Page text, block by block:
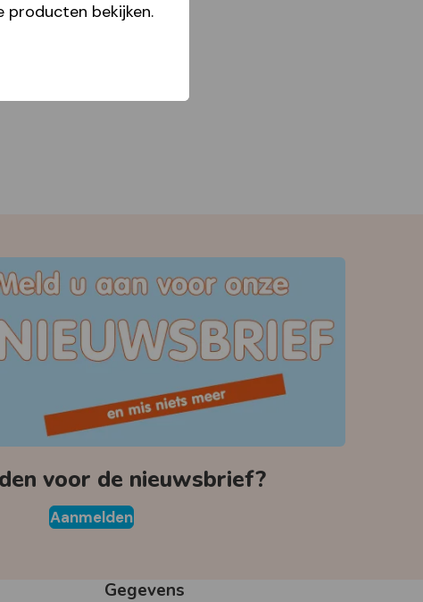
producten bekijken.
voor de nieuwsbrief?
Aanmelden
Gegevens